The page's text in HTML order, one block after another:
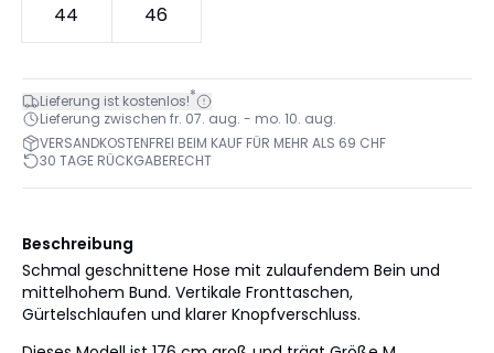
44 46
Lieferung ist kostenlos!*
Lieferung zwischen fr. 07. aug. - mo. 10. aug.
VERSANDKOSTENFREI BEIM KAUF FÜR MEHR ALS 69 CHF
30 TAGE RÜCKGABERECHT
Beschreibung
Schmal geschnittene Hose mit zulaufendem Bein und
mittelhohem Bund. Vertikale Fronttaschen,
Gürtelschlaufen und klarer Knopfverschluss.